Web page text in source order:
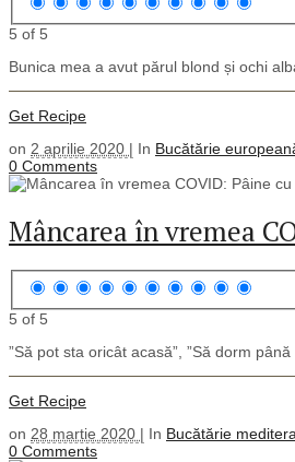
5 of 5
Bunica mea a avut părul blond și ochi
Get Recipe
on 2 aprilie 2020 | In Bucătărie
0 Comments
Mâncarea în vremea
5 of 5
”Să pot sta oricât acasă”, ”Să dorm
Get Recipe
on 28 martie 2020 | In Bucătărie
0 Comments